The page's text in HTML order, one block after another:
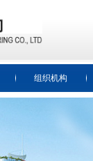
组织机构